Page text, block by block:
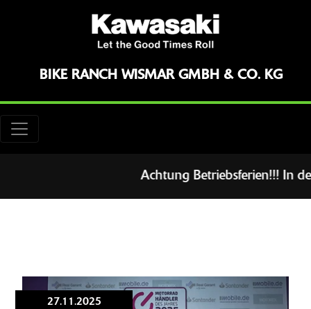
BIKE RANCH WISMAR GMBH & CO. KG
Achtung Betriebsferien!!! In der
27.11.2025